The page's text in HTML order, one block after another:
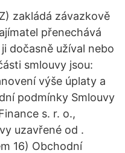
zakládá závazkově
přenechává
dočasně užíval nebo
smlouvy jsou:
výše úplaty a
podmínky Smlouvy
s. r. o.,
uzavřené od .
16) Obchodní